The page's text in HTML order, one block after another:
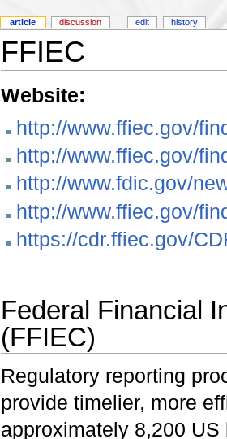
FFIEC
Website:
http://www.ffiec.gov/
http://www.ffiec.gov/
http://www.fdic.gov/
http://www.ffiec.gov/
https://cdr.ffiec.gov/
Federal Financial
(FFIEC)
Regulatory reporting
provide timelier, more
approximately 8,200 US
article discussion edit history